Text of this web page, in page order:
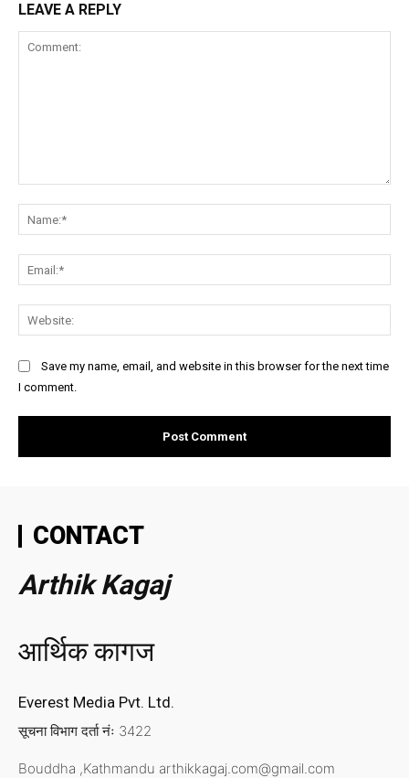
LEAVE A REPLY
Save my name, email, and website in this browser for the next time
I comment.
CONTACT
Arthik Kagaj
आर्थिक कागज
Everest Media Pvt. Ltd.
सूचना विभाग दर्ता नंः 3422
Bouddha ,Kathmandu arthikkagaj.com@gmail.com